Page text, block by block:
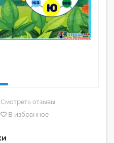
Смотреть отзывы
В избранное